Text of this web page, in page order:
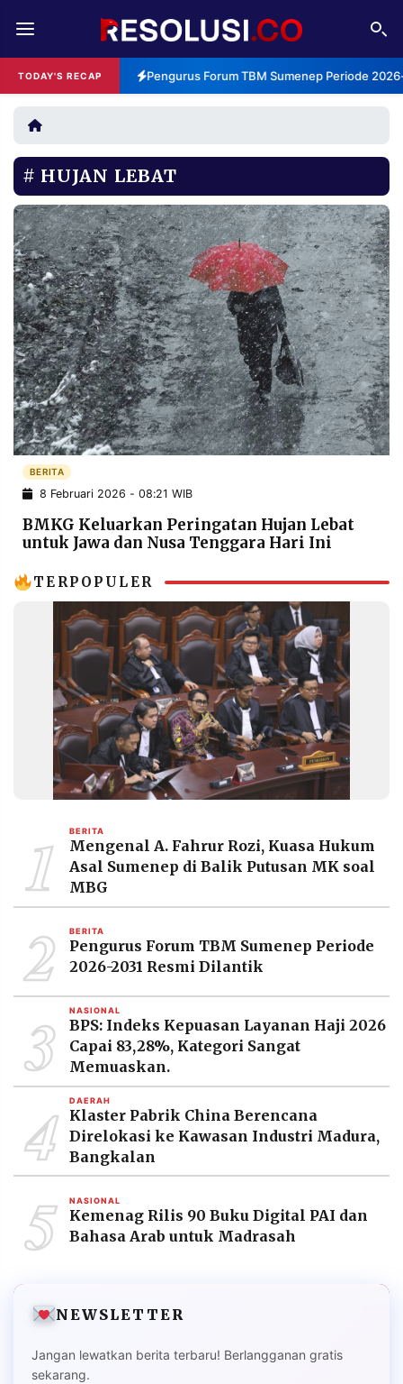
TODAY'S RECAP Pengurus Forum TBM Sumenep Periode
REDAKSI TENTANG
RESOLUSI IKLAN
RUBRIKASI
EDITORIAL AKSARA
FINANSIA PERSONA
DAERAH NASIONAL
MANCA SPORT
INFORMASI
PRIVACY
POLICY
BERITA
WARGA
INFORMASI
IKLAN
KIRIM
PENGADUAN TERM
OF
SERVICE
IKUTI
PRAMUDITA
2026
PT.
MEDIA
PRAMUDITA
HUJAN LEBAT
BERITA
8 Februari 2026 - 08:21 WIB
BMKG Keluarkan Peringatan Hujan Lebat
untuk Jawa dan Nusa Tenggara Hari Ini
TERPOPULER
1 BERITA
Mengenal A. Fahrur Rozi, Kuasa Hukum
Asal Sumenep di Balik Putusan MK soal
MBG
2 BERITA
Pengurus Forum TBM Sumenep Periode
2026-2031 Resmi Dilantik
3 NASIONAL
BPS: Indeks Kepuasan Layanan Haji 2026
Capai 83,28%, Kategori Sangat
Memuaskan.
4 DAERAH
Klaster Pabrik China Berencana
Direlokasi ke Kawasan Industri Madura,
Bangkalan
5 NASIONAL
Kemenag Rilis 90 Buku Digital PAI dan
Bahasa Arab untuk Madrasah
NEWSLETTER
Jangan lewatkan berita terbaru! Berlangganan gratis
sekarang.